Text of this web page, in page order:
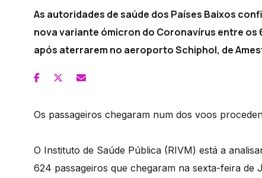
As autoridades de saúde dos Países Baixos
nova variante ómicron do Coronavírus entre
após aterrarem no aeroporto Schiphol, de
Os passageiros chegaram num dos voos
O Instituto de Saúde Pública (RIVM) está a
624 passageiros que chegaram na sexta-feira de